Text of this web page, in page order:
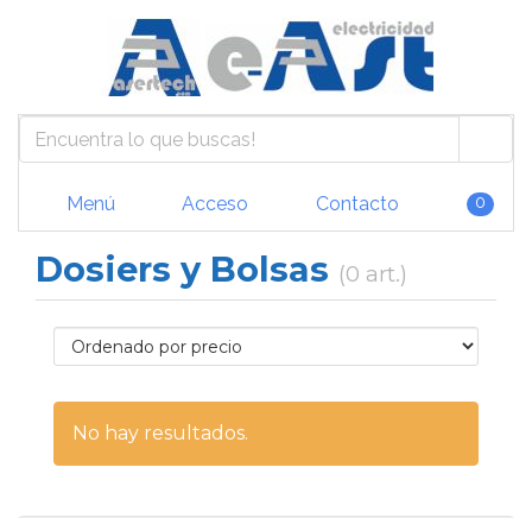
Menú Acceso Contacto 0
Dosiers y Bolsas (0 art.)
No hay resultados.